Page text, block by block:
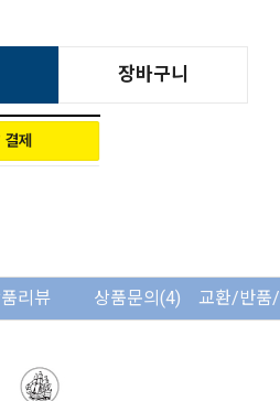
장바구니
리뷰 상품문의(4) 교환/반품